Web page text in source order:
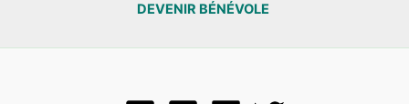
DEVENIR BÉNÉVOLE